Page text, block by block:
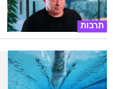
תרבות